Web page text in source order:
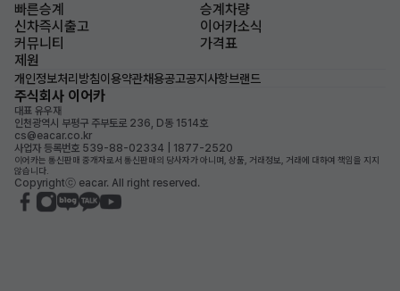
빠른승계
승계차량
신차즉시출고
이어카소식
커뮤니티
가격표
제원
개인정보처리방침이용약관채용공고공지사항브랜드
주식회사 이어카
대표 유우재
인천광역시 부평구 주부토로 236, D동 1514호
cs@eacar.co.kr
사업자 등록번호 539-88-02334 | 1877-2520
이어카는 통신판매 중개자로서 통신판매의 당사자가 아니며, 상품, 거래정보, 거래에 대하여 책임을 지지
않습니다.
Copyrightⓒ eacar. All right reserved.